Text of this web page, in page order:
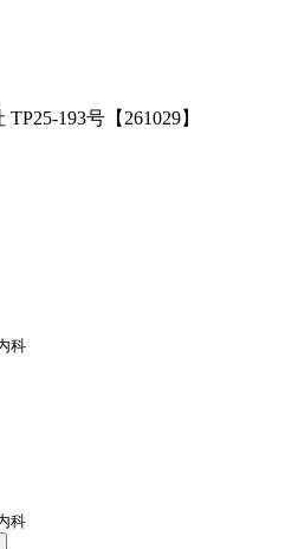
193号【261029】
科
科